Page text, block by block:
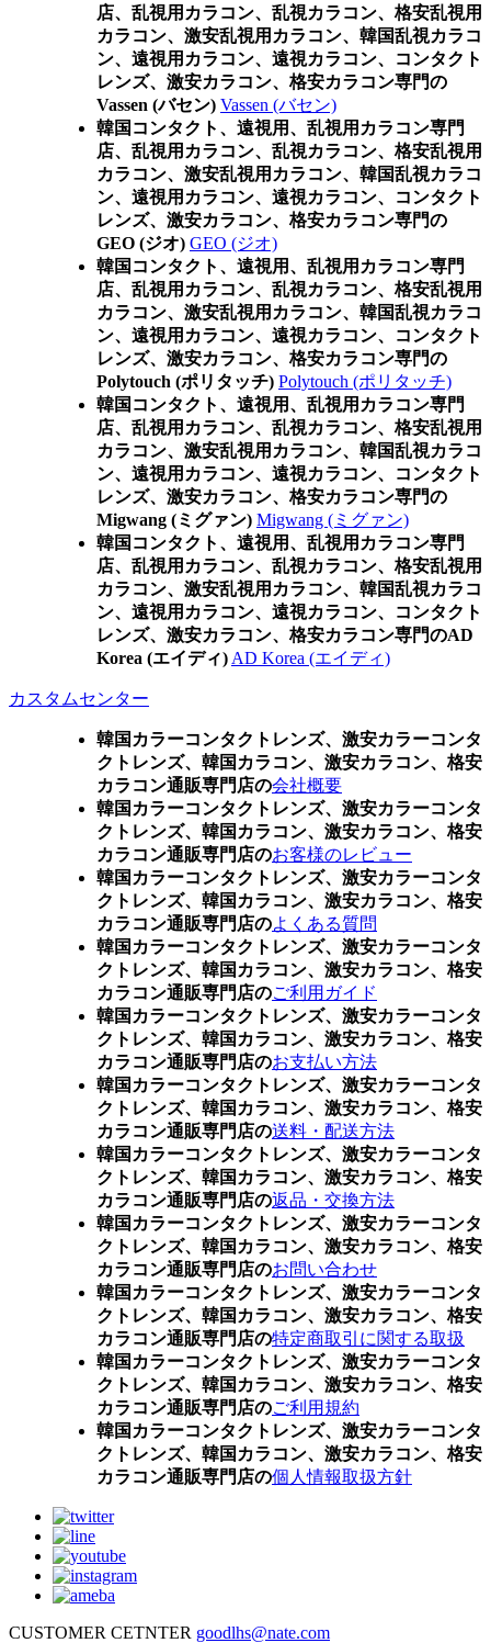
店、乱視用カラコン、乱視カラコン、格安乱視用
カラコン、激安乱視用カラコン、韓国乱視カラコ
ン、遠視用カラコン、遠視カラコン、コンタクト
レンズ、激安カラコン、格安カラコン専門の
Vassen (バセン) Vassen (バセン)
韓国コンタクト、遠視用、乱視用カラコン専門
店、乱視用カラコン、乱視カラコン、格安乱視用
カラコン、激安乱視用カラコン、韓国乱視カラコ
ン、遠視用カラコン、遠視カラコン、コンタクト
レンズ、激安カラコン、格安カラコン専門の
GEO (ジオ) GEO (ジオ)
韓国コンタクト、遠視用、乱視用カラコン専門
店、乱視用カラコン、乱視カラコン、格安乱視用
カラコン、激安乱視用カラコン、韓国乱視カラコ
ン、遠視用カラコン、遠視カラコン、コンタクト
レンズ、激安カラコン、格安カラコン専門の
Polytouch (ポリタッチ) Polytouch (ポリタッチ)
韓国コンタクト、遠視用、乱視用カラコン専門
店、乱視用カラコン、乱視カラコン、格安乱視用
カラコン、激安乱視用カラコン、韓国乱視カラコ
ン、遠視用カラコン、遠視カラコン、コンタクト
レンズ、激安カラコン、格安カラコン専門の
Migwang (ミグァン) Migwang (ミグァン)
韓国コンタクト、遠視用、乱視用カラコン専門
店、乱視用カラコン、乱視カラコン、格安乱視用
カラコン、激安乱視用カラコン、韓国乱視カラコ
ン、遠視用カラコン、遠視カラコン、コンタクト
レンズ、激安カラコン、格安カラコン専門のAD
Korea (エイディ) AD Korea (エイディ)
カスタムセンター
韓国カラーコンタクトレンズ、激安カラーコンタ
クトレンズ、韓国カラコン、激安カラコン、格安
カラコン通販専門店の会社概要
韓国カラーコンタクトレンズ、激安カラーコンタ
クトレンズ、韓国カラコン、激安カラコン、格安
カラコン通販専門店のお客様のレビュー
韓国カラーコンタクトレンズ、激安カラーコンタ
クトレンズ、韓国カラコン、激安カラコン、格安
カラコン通販専門店のよくある質問
韓国カラーコンタクトレンズ、激安カラーコンタ
クトレンズ、韓国カラコン、激安カラコン、格安
カラコン通販専門店のご利用ガイド
韓国カラーコンタクトレンズ、激安カラーコンタ
クトレンズ、韓国カラコン、激安カラコン、格安
カラコン通販専門店のお支払い方法
韓国カラーコンタクトレンズ、激安カラーコンタ
クトレンズ、韓国カラコン、激安カラコン、格安
カラコン通販専門店の送料・配送方法
韓国カラーコンタクトレンズ、激安カラーコンタ
クトレンズ、韓国カラコン、激安カラコン、格安
カラコン通販専門店の返品・交換方法
韓国カラーコンタクトレンズ、激安カラーコンタ
クトレンズ、韓国カラコン、激安カラコン、格安
カラコン通販専門店のお問い合わせ
韓国カラーコンタクトレンズ、激安カラーコンタ
クトレンズ、韓国カラコン、激安カラコン、格安
カラコン通販専門店の特定商取引に関する取扱
韓国カラーコンタクトレンズ、激安カラーコンタ
クトレンズ、韓国カラコン、激安カラコン、格安
カラコン通販専門店のご利用規約
韓国カラーコンタクトレンズ、激安カラーコンタ
クトレンズ、韓国カラコン、激安カラコン、格安
カラコン通販専門店の個人情報取扱方針
CUSTOMER CETNTER goodlhs@nate.com